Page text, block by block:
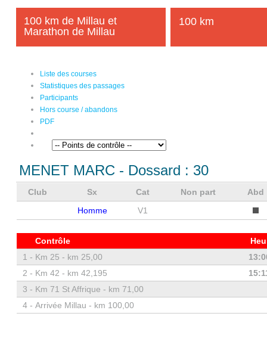
100 km de Millau et
Marathon de Millau
100 km
Liste des courses
Statistiques des passages
Participants
Hors course / abandons
PDF
MENET MARC - Dossard : 30
Club Sx Cat Non part
Abd
Homme
V1
Contrôle
1 - Km 25 - km 25,00
2 - Km 42 - km 42,195
3 - Km 71 St Affrique - km 71,00
4 - Arrivée Millau - km 100,00